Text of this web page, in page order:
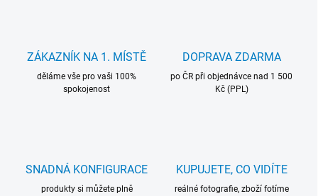
ZÁKAZNÍK NA 1. MÍSTĚ
děláme vše pro vaši 100%
spokojenost
DOPRAVA ZDARMA
po ČR při objednávce nad 1 500
Kč (PPL)
SNADNÁ KONFIGURACE
produkty si můžete plně
KUPUJETE, CO VIDÍTE
reálné fotografie, zboží fotíme